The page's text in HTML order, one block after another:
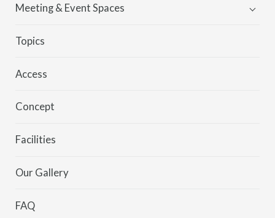
THE KNOT ROOM
Meeting & Event Spaces
Meeting & Event Spaces
Wedding
Partyplan
Topics
Access
Concept
Facilities
Our Gallery
FAQ